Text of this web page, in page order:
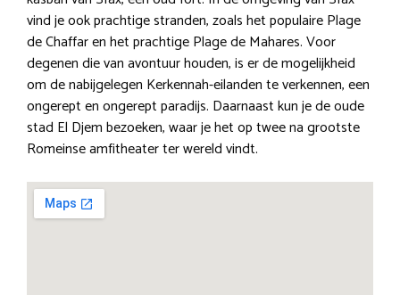
vind je ook prachtige stranden, zoals het populaire Plage
de Chaffar en het prachtige Plage de Mahares. Voor
degenen die van avontuur houden, is er de mogelijkheid
om de nabijgelegen Kerkennah-eilanden te verkennen, een
ongerept en ongerept paradijs. Daarnaast kun je de oude
stad El Djem bezoeken, waar je het op twee na grootste
Romeinse amfitheater ter wereld vindt.